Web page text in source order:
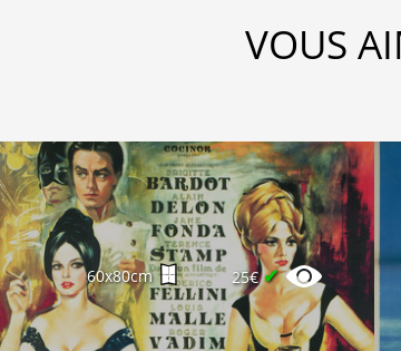
VOUS
60x80cm 25€✔